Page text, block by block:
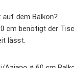
dem Balkon?
cm benötigt der
lässt.